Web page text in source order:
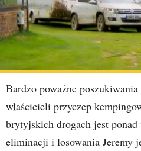
Bardzo poważne
właścicieli przyczep
brytyjskich drogach jest
eliminacji i losowania Jeremy